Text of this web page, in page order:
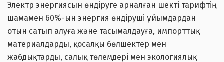
Электр энергиясын өндіруге арналған шекті тарифтің
шамамен 60%-ын энергия өндіруші ұйымдардан
отын сатып алуға және тасымалдауға, импорттық
материалдарды, қосалқы бөлшектер мен
жабдықтарды, салық төлемдері мен экологиялық